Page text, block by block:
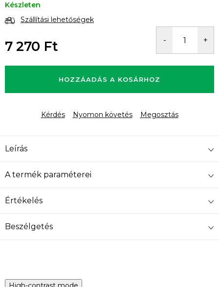
Készleten
Szállítási lehetőségek
7 270 Ft
HOZZÁADÁS A KOSÁRHOZ
Kérdés Nyomon követés Megosztás
Leírás
A termék paraméterei
Értékelés
Beszélgetés